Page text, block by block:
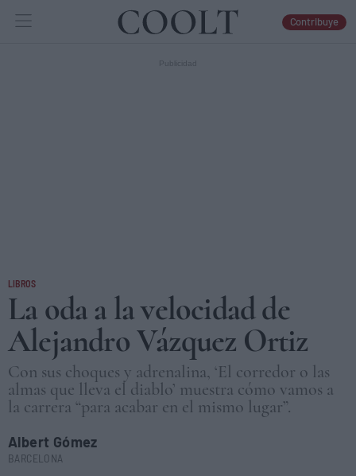
IDEAS
Contribuye
LIBROS
La oda a la velocidad de
Alejandro Vázquez Ortiz
Con sus choques y adrenalina, ‘El corredor o las
almas que lleva el diablo’ muestra cómo vamos a
la carrera “para acabar en el mismo lugar”.
Albert Gómez
BARCELONA